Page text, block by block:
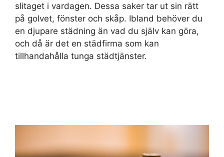
slitaget i vardagen. Dessa saker tar ut sin rätt
på golvet, fönster och skåp. Ibland behöver du
en djupare städning än vad du själv kan göra,
och då är det en städfirma som kan
tillhandahålla tunga städtjänster.